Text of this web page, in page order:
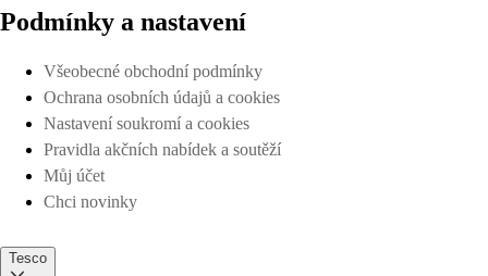
Podmínky a nastavení
Všeobecné obchodní podmínky
Ochrana osobních údajů a cookies
Nastavení soukromí a cookies
Pravidla akčních nabídek a soutěží
Můj účet
Chci novinky
Tesco